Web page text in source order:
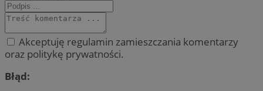
Akceptuję regulamin zamieszczania komentarzy
oraz politykę prywatności.
Błąd: